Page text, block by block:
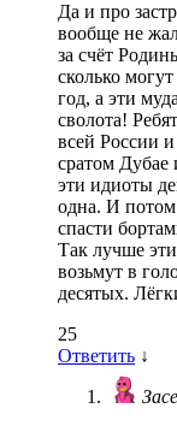
Да и про
вообще не
за счёт
сколько
год, а эти
сволота!
всей России
сратом
эти идиоты
одна. И
спасти
Так лучше
возьмут в
десятых.
25
Ответить ↓